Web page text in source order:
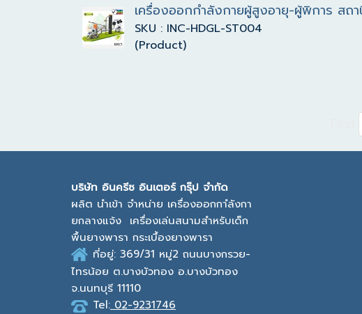
เครื่องออกกำลังกายผู้สูงอายุ-ผู้พิการ สถ
SKU : INC-HDGL-ST004
(Product)
บริษัท อินครีซ อินเตอร์ กรุ๊ป จำกัด
ผลิต นำเข้า จำหน่าย เครื่องออกกาํลังกา
ยกลางแจ้ง เครื่องเล่นสนามสำหรับเด็ก
พื้นยางพารา กระเบื้องยางพารา
ที่อยู่: 369/31 หมู่2 ถนนบางกรวย-
ไทรน้อย ต.บางบัวทอง อ.บางบัวทอง
จ.นนทบุรี 11110
Tel: 02-9231746